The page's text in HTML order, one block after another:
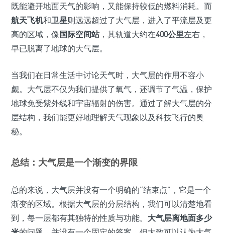
既能避开地面天气的影响，又能保持较低的燃料消耗。而
航天飞机和卫星则远远超过了大气层，进入了平流层及更
高的区域，像国际空间站，其轨道大约在400公里左右，
早已脱离了地球的大气层。
当我们在日常生活中讨论天气时，大气层的作用不容小
觑。大气层不仅为我们提供了氧气，还调节了气温，保护
地球免受紫外线和宇宙辐射的伤害。通过了解大气层的分
层结构，我们能更好地理解天气现象以及科技飞行的奥
秘。
总结：大气层是一个渐变的界限
总的来说，大气层并没有一个明确的“结束点”，它是一个
渐变的区域。根据大气层的分层结构，我们可以清楚地看
到，每一层都有其独特的性质与功能。 大气层离地面多少